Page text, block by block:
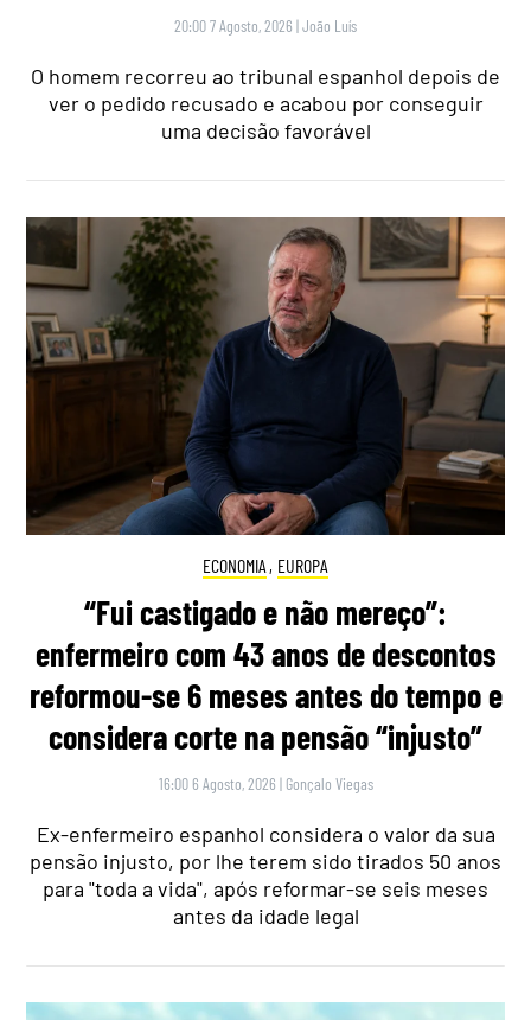
20:00 7 Agosto, 2026 |João Luís
O homem recorreu ao tribunal espanhol depois de
ver o pedido recusado e acabou por conseguir
uma decisão favorável
ECONOMIA , EUROPA
“Fui castigado e não mereço”:
enfermeiro com 43 anos de descontos
reformou-se 6 meses antes do tempo e
considera corte na pensão “injusto”
16:00 6 Agosto, 2026 | Gonçalo Viegas
Ex-enfermeiro espanhol considera o valor da sua
pensão injusto, por lhe terem sido tirados 50 anos
para "toda a vida", após reformar-se seis meses
antes da idade legal